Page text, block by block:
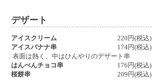
デザート
アイスクリーム
アイスバナナ串
表面は熱く、中はひんやりのデザート串
はんぺんチョコ串
桜餅串
220円(税込)
174円(税込)
176円(税込)
209円(税込)